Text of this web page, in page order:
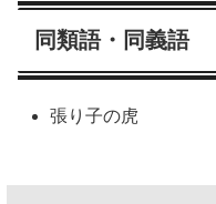
同類語・同義語
張り子の虎